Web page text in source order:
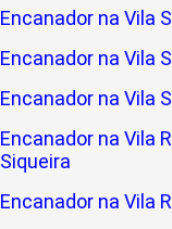
Encanador na Vila
Encanador na Vila
Encanador na Vila
Encanador na Vila
Siqueira
Encanador na Vila